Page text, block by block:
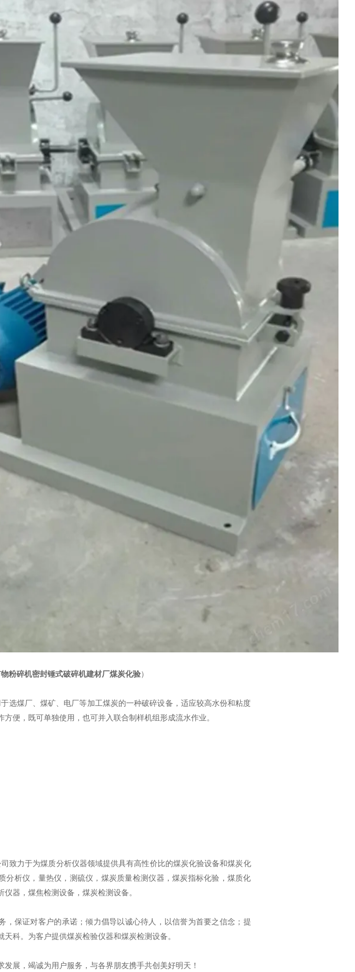
粉碎机密封锤式破碎机建材厂煤炭化验）
选煤厂、煤矿、电厂等加工煤炭的一种破碎设备，适应较高水份和粘度
便，既可单独使用，也可并入联合制样机组形成流水作业。
力于为煤质分析仪器领域提供具有高性价比的煤炭化验设备和煤炭化
分析仪，量热仪，测硫仪，煤炭质量检测仪器，煤炭指标化验，煤质化
器，煤焦检测设备，煤炭检测设备。
保证对客户的承诺；倾力倡导以诚心待人，以信誉为首要之信念；提
科。为客户提供煤炭检验仪器和煤炭检测设备。
展，竭诚为用户服务，与各界朋友携手共创美好明天！